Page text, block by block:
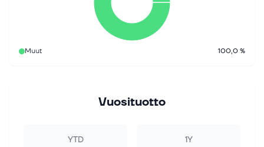
Muut 100,0 %
Vuosituotto
YTD 1Y